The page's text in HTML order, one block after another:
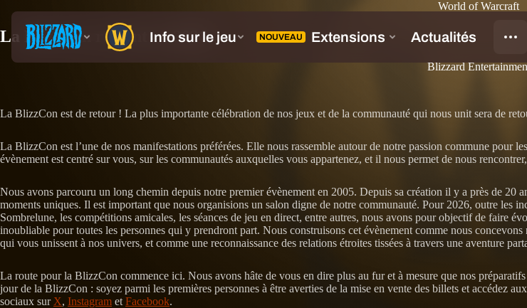
World of Warcraft
La BlizzCon revient en 2026
Blizzard
La BlizzCon est de retour ! La plus importante célébration de nos jeux et de la communauté qui nous unit sera de
La BlizzCon est l’une de nos manifestations préférées. Elle nous rassemble autour de notre passion commune
évènement est centré sur vous, sur les communautés auxquelles vous appartenez, et il nous permet de nous
Nous avons parcouru un long chemin depuis notre premier évènement en 2005. Depuis sa création il y a près de
moments uniques. Il est important que nous organisions un salon digne de notre communauté. Pour 2026, outre les
Sombrelune, les compétitions amicales, les séances de jeu en direct, entre autres, nous avons pour objectif de faire
inoubliable pour toutes les personnes qui y prendront part. Nous construisons cet évènement comme nous
qui vous unissent à nos univers, et comme une reconnaissance des relations étroites tissées à travers une aventure
La route pour la BlizzCon commence ici. Nous avons hâte de vous en dire plus au fur et à mesure que nos
jour de la BlizzCon : soyez parmi les premières personnes à être averties de la mise en vente des billets et accédez
sociaux sur X, Instagram et Facebook.